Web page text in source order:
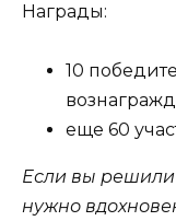
Награды:
10
еще 60
Если вы решили
нужно